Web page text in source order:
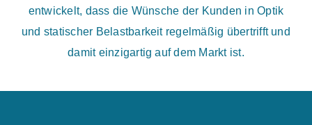
entwickelt, dass die Wünsche der Kunden in Optik
und statischer Belastbarkeit regelmäßig übertrifft und
damit einzigartig auf dem Markt ist.